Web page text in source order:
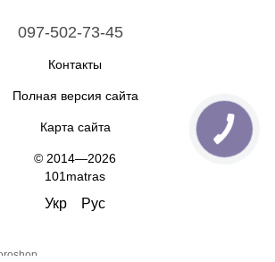
097-502-73-45
Контакты
Полная версия сайта
Карта сайта
© 2014—2026
101matras
Укр Рус